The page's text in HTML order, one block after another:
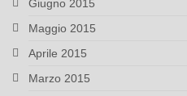
Giugno 2015
Maggio 2015
Aprile 2015
Marzo 2015